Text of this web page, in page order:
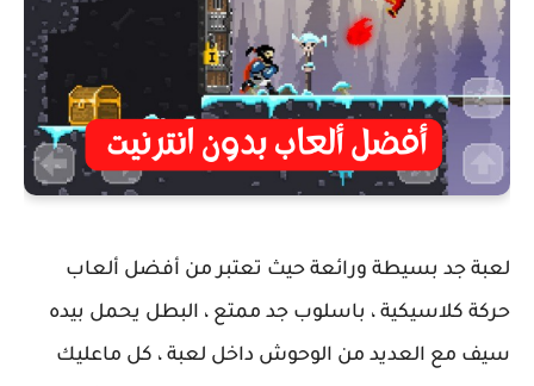
لعبة جد بسيطة ورائعة حيث تعتبر من أفضل ألعاب
حركة كلاسيكية ، باسلوب جد ممتع ، البطل يحمل بيده
سيف مع العديد من الوحوش داخل لعبة ، كل ماعليك